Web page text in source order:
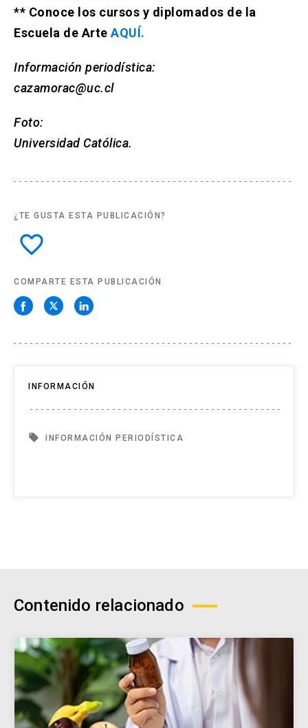
** Conoce los cursos y diplomados de la
Escuela de Arte AQUÍ.
Información periodística:
cazamorac@uc.cl
Foto:
Universidad Católica.
¿TE GUSTA ESTA PUBLICACIÓN?
favorite_border
COMPARTE ESTA PUBLICACIÓN
INFORMACIÓN
local_offer INFORMACIÓN PERIODÍSTICA
Contenido relacionado